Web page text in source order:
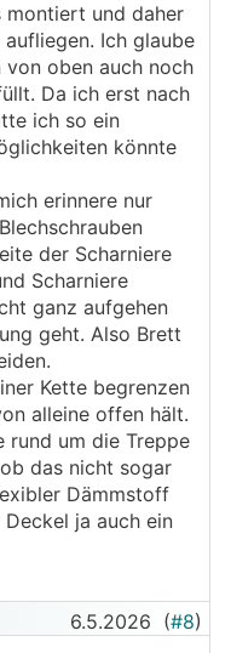
montiert und daher
Ich glaube
von oben auch noch
Da ich erst nach
ich so ein
könnte
erinnere nur
der Scharniere
Scharniere
ganz aufgehen
geht. Also Brett
Kette begrenzen
alleine offen hält.
rund um die Treppe
das nicht sogar
Dämmstoff
ja auch ein
6.5.2026 (#8)